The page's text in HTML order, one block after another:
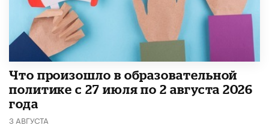
​Что произошло в образовательной
политике с 27 июля по 2 августа 2026
года
3 АВГУСТА